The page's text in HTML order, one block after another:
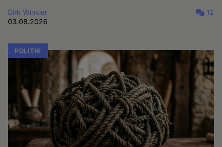
Dirk Winkler
03.08.2026
12
POLITIK